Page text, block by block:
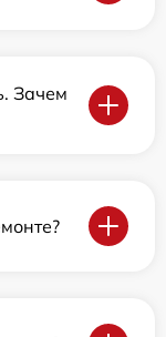
Зачем